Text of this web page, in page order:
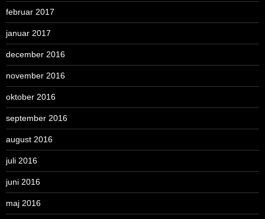
februar 2017
januar 2017
december 2016
november 2016
oktober 2016
september 2016
august 2016
juli 2016
juni 2016
maj 2016